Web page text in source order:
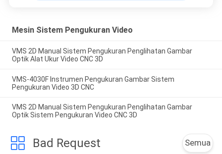
Mesin Sistem Pengukuran Video
VMS 2D Manual Sistem Pengukuran Penglihatan Gambar
Optik Alat Ukur Video CNC 3D
VMS-4030F Instrumen Pengukuran Gambar Sistem
Pengukuran Video 3D CNC
VMS 2D Manual Sistem Pengukuran Penglihatan Gambar
Optik Sistem Pengukuran Video CNC 3D
Bad Request Semua